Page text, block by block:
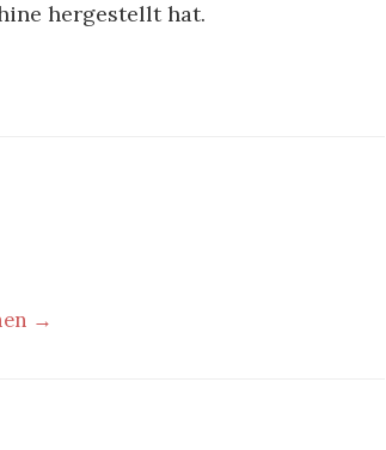
hergestellt hat.
→